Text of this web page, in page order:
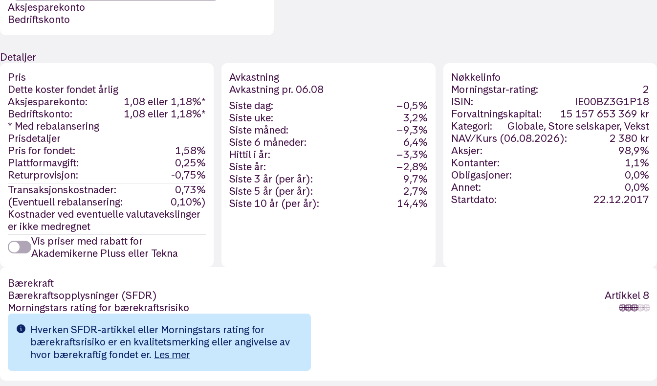
Aksjesparekonto
Bedriftskonto
Detaljer
Pris
Dette koster fondet årlig
Aksjesparekonto:
1,08 eller 1,18%*
Bedriftskonto:
1,08 eller 1,18%*
* Med rebalansering
Prisdetaljer
Pris for fondet:
1,58%
Plattformavgift:
0,25%
Returprovisjon:
-0,75%
Transaksjonskostnader:
0,73%
(Eventuell rebalansering:
0,10%)
Kostnader ved eventuelle valutavekslinger
er ikke medregnet
Vis priser med rabatt for
Akademikerne Pluss eller Tekna
Avkastning
Avkastning pr. 06.08
Siste dag:
−0,5%
Siste uke:
3,2%
Siste måned:
−9,3%
Siste 6 måneder:
6,4%
Hittil i år:
−3,3%
Siste år:
−2,8%
Siste 3 år (per år):
9,7%
Siste 5 år (per år):
2,7%
Siste 10 år (per år):
14,4%
Nøkkelinfo
Morningstar-rating:
2
ISIN:
IE00BZ3G1P18
Forvaltningskapital:
15 157 653 369 kr
Kategori:
Globale, Store selskaper, Vekst
NAV/Kurs (06.08.2026):
2 380 kr
Aksjer:
98,9%
Kontanter:
1,1%
Obligasjoner:
0,0%
Annet:
0,0%
Startdato:
22.12.2017
Bærekraft
Bærekraftsopplysninger (SFDR)
Artikkel 8
Morningstars rating for bærekraftsrisiko
🌐🌐🌐🌐🌐
Hverken SFDR-artikkel eller Morningstars rating for
bærekraftsrisiko er en kvalitetsmerking eller angivelse av
hvor bærekraftig fondet er. Les mer